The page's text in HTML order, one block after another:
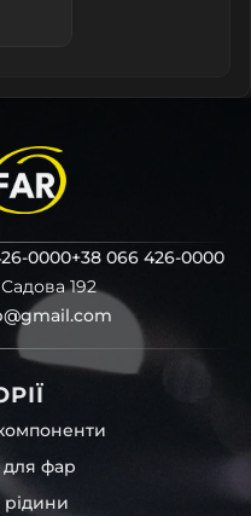
0000+38 066 426-0000
192
для фар
рідини